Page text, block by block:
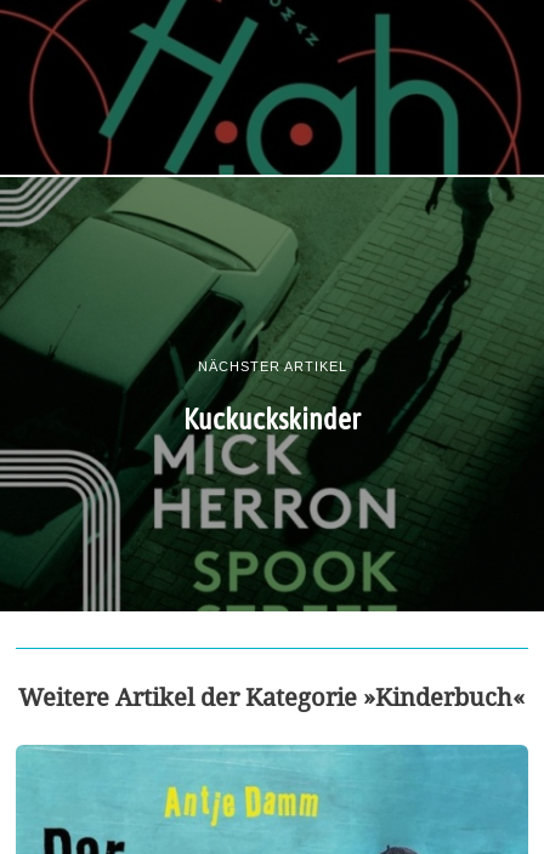
NÄCHSTER ARTIKEL
Kuckuckskinder
Weitere Artikel der Kategorie »Kinderbuch«